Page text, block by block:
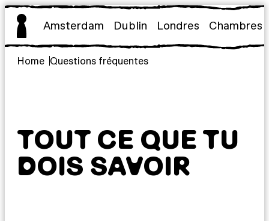
Aller
contenu
Amsterdam Dublin Londres Chambres
Home Questions fréquentes
TOUT CE QUE TU
DOIS SAVOIR